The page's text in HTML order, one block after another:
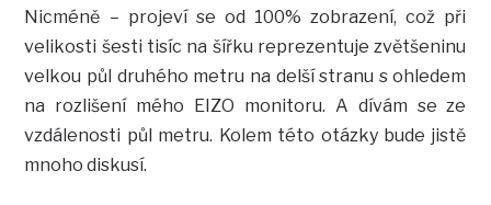
Nicméně – projeví se od 100% zobrazení, což při
velikosti šesti tisíc na šířku reprezentuje zvětšeninu
velkou půl druhého metru na delší stranu s ohledem
na rozlišení mého EIZO monitoru. A dívám se ze
vzdálenosti půl metru. Kolem této otázky bude jistě
mnoho diskusí.